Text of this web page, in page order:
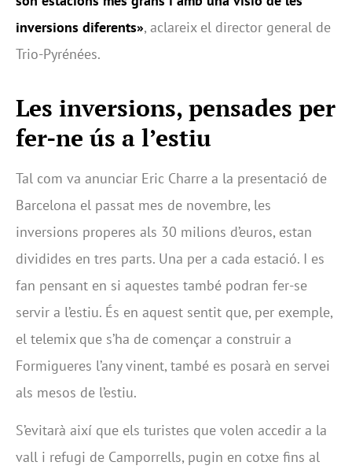
inversions diferents», aclareix el director general de
Trio-Pyrénées.
Les inversions, pensades per
fer-ne ús a l’estiu
Tal com va anunciar Eric Charre a la presentació de
Barcelona el passat mes de novembre, les
inversions properes als 30 milions d’euros, estan
dividides en tres parts. Una per a cada estació. I es
fan pensant en si aquestes també podran fer-se
servir a l’estiu. És en aquest sentit que, per exemple,
el telemix que s’ha de començar a construir a
Formigueres l’any vinent, també es posarà en servei
als mesos de l’estiu.
S’evitarà així que els turistes que volen accedir a la
vall i refugi de Camporrells, pugin en cotxe fins al